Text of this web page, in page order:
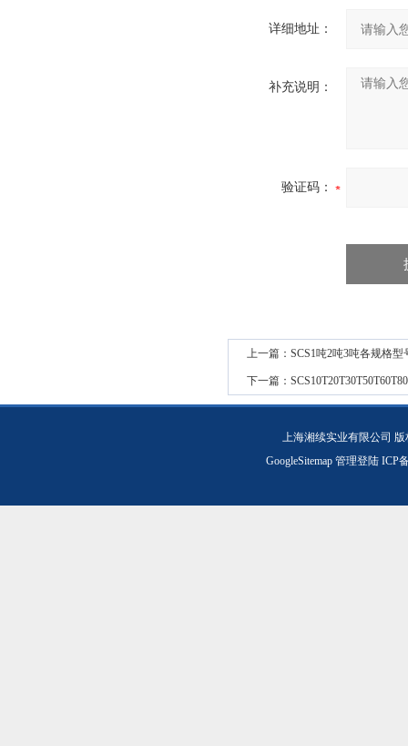
详细地址：
补充说明：
验证码：
上一篇： SCS1吨2吨3吨各规格
下一篇：
上海湘续实业有限公司
GoogleSitemap 管理登陆ICP